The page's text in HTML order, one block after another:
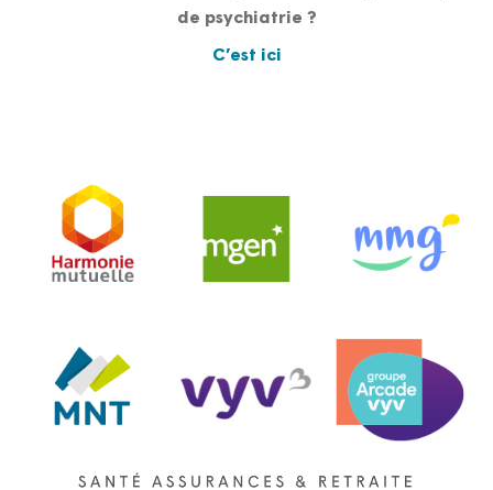
de psychiatrie ?
C’est ici